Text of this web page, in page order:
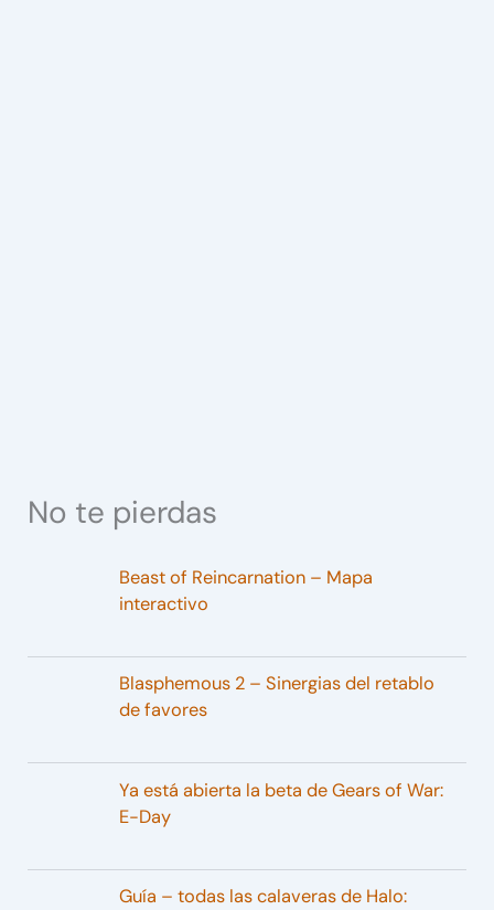
No te pierdas
Beast of Reincarnation – Mapa
interactivo
Blasphemous 2 – Sinergias del retablo
de favores
Ya está abierta la beta de Gears of War:
E-Day
Guía – todas las calaveras de Halo: